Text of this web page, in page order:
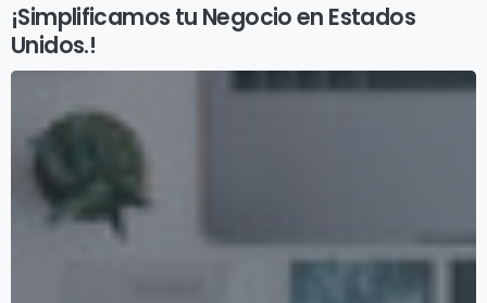
¡Simplificamos tu Negocio en Estados
Unidos.!